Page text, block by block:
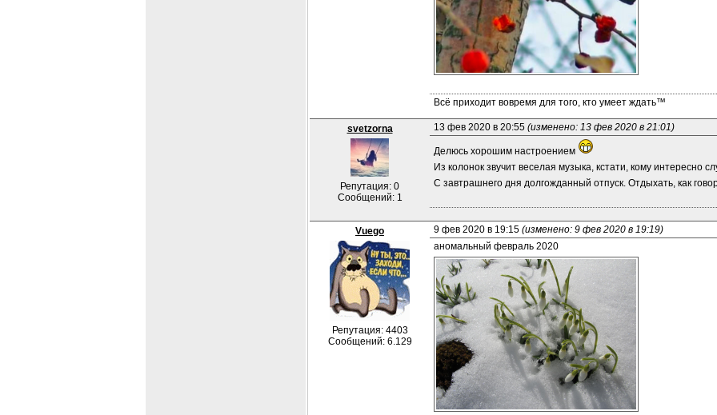
Всё приходит вовремя для того, кто умеет ждать™
svetzorna
Репутация: 0
Сообщений: 1
13 фев 2020 в 20:55 (изменено: 13 фев 2020 в 21:01)
Делюсь хорошим настроением
Из колонок звучит веселая музыка, кстати, кому интересно
С завтрашнего дня долгожданный отпуск. Отдыхать, как
Vuego
Репутация: 4403
Сообщений: 6.129
9 фев 2020 в 19:15 (изменено: 9 фев 2020 в 19:19)
аномальный февраль 2020